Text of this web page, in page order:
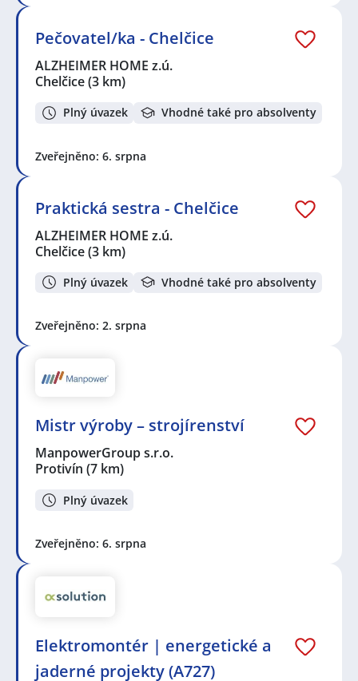
Pečovatel/ka - Chelčice
ALZHEIMER HOME z.ú.
Chelčice(3 km)
Plný úvazek Vhodné také pro absolventy
Zveřejněno: 6. srpna
Praktická sestra - Chelčice
ALZHEIMER HOME z.ú.
Chelčice(3 km)
Plný úvazek Vhodné také pro absolventy
Zveřejněno: 2. srpna
Mistr výroby – strojírenství
ManpowerGroup s.r.o.
Protivín (7 km)
Plný úvazek
Zveřejněno: 6. srpna
Elektromontér | energetické a
jaderné projekty (A727)